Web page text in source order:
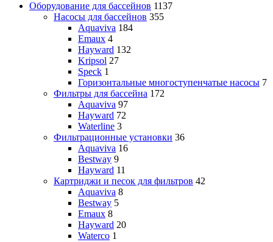
Оборудование для бассейнов 1137
Насосы для бассейнов 355
Aquaviva 184
Emaux 4
Hayward 132
Kripsol 27
Speck 1
Горизонтальные многоступенчатые насосы 7
Фильтры для бассейна 172
Aquaviva 97
Hayward 72
Waterline 3
Фильтрационные установки 36
Aquaviva 16
Bestway 9
Hayward 11
Картриджи и песок для фильтров 42
Aquaviva 8
Bestway 5
Emaux 8
Hayward 20
Waterco 1